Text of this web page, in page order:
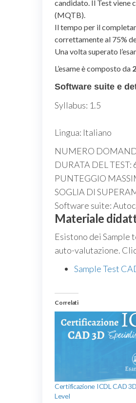
candidato. Il Test viene
(MQTB).
Il tempo per il
correttamente al 75%
Una volta superato
L’esame è composto da
Software suite e
Syllabus: 1.5
Lingua: Italiano
NUMERO
DURATA DEL TEST:
PUNTEGGIO
SOGLIA DI
Software suite:
Materiale
Esistono dei
auto-valutazione.
Sample Test
Correlati
Certificazione ICDL CAD
Level